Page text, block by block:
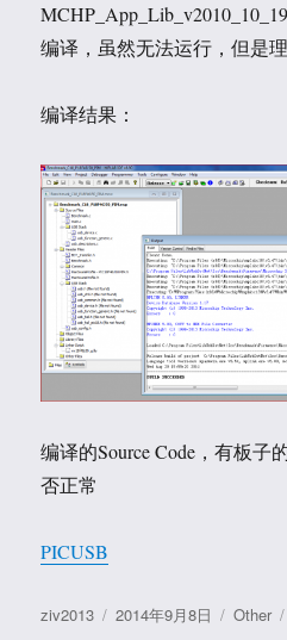
编译，虽然无法运行，但是
编译结果：
编译的Source Code，有板子
否正常
PICUSB
作
ziv2013
发
2014年9月8日
分
Other